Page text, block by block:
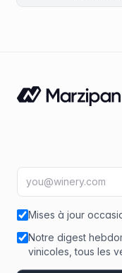
Adresse e-mail
Mises à jour
Notre digest
vinicoles, tous les